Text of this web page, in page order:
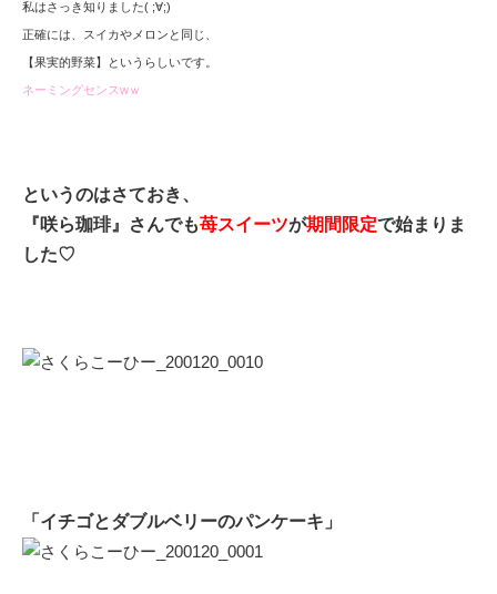
私はさっき知りました( ;∀;)
正確には、スイカやメロンと同じ、
【果実的野菜】というらしいです。
ネーミングセンスwｗ
というのはさておき、
『咲ら珈琲』さんでも苺スイーツが期間限定で始まりま
した♡
「イチゴとダブルベリーのパンケーキ」